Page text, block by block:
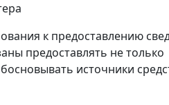
к предоставлению
предоставлять не только
источники